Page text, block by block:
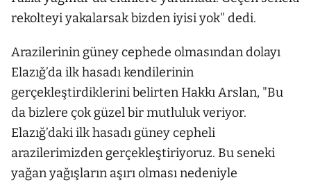
rekolteyi yakalarsak bizden iyisi yok" dedi.
Arazilerinin güney cephede olmasından dolayı
Elazığ’da ilk hasadı kendilerinin
gerçekleştirdiklerini belirten Hakkı Arslan, "Bu
da bizlere çok güzel bir mutluluk veriyor.
Elazığ’daki ilk hasadı güney cepheli
arazilerimizden gerçekleştiriyoruz. Bu seneki
yağan yağışların aşırı olması nedeniyle